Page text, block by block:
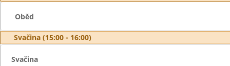
Oběd
Svačina (15:00 - 16:00)
Svačina